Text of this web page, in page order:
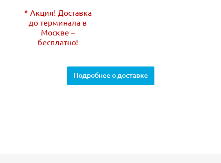
* Акция! Доставка
до терминала в
Москве –
бесплатно!
Подробнее о доставке